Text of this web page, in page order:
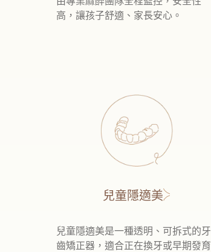
高，讓孩子舒適、家長安心。
兒童隱適美
兒童隱適美是一種透明、可拆式的牙
齒矯正器，適合正在換牙或早期發育